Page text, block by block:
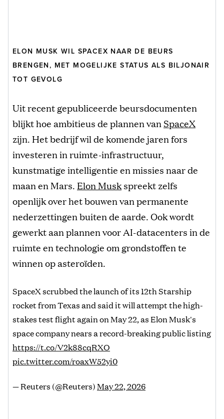
ELON MUSK WIL SPACEX NAAR DE BEURS
BRENGEN, MET MOGELIJKE STATUS ALS BILJONAIR
TOT GEVOLG
Uit recent gepubliceerde beursdocumenten
blijkt hoe ambitieus de plannen van SpaceX
zijn. Het bedrijf wil de komende jaren fors
investeren in ruimte-infrastructuur,
kunstmatige intelligentie en missies naar de
maan en Mars. Elon Muskspreekt zelfs
openlijk over het bouwen van permanente
nederzettingen buiten de aarde. Ook wordt
gewerkt aan plannen voor AI-datacenters in de
ruimte en technologie om grondstoffen te
winnen op asteroïden.
SpaceX scrubbed the launch of its 12th Starship
rocket from Texas and said it will attempt the high-
stakes test flight again on May 22, as Elon Musk's
space company nears a record-breaking public listing
https://t.co/V2k88cqRXO
pic.twitter.com/roaxW52yi0
— Reuters (@Reuters)May 22, 2026